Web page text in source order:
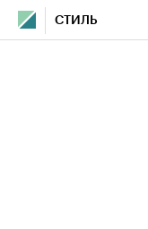
СТИЛЬ